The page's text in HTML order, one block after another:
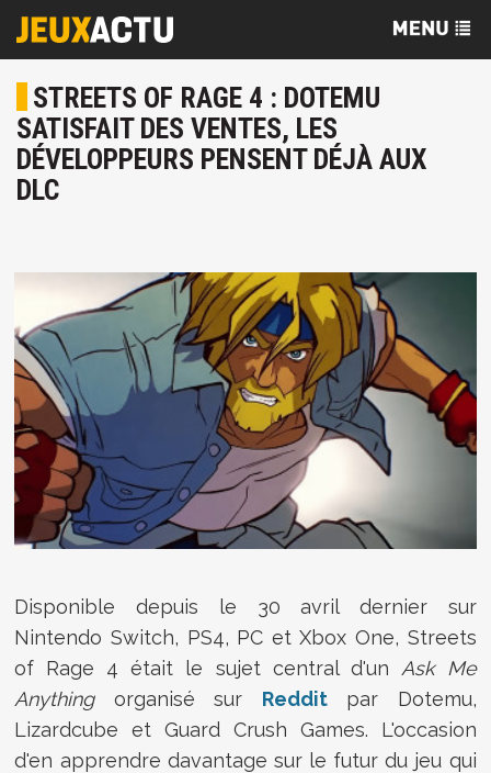
STREETS OF RAGE 4 : DOTEMU
SATISFAIT DES VENTES, LES
DÉVELOPPEURS PENSENT DÉJÀ AUX
DLC
Disponible depuis le 30 avril dernier sur
Nintendo Switch, PS4, PC et Xbox One, Streets
of Rage 4 était le sujet central d'un Ask Me
Anythingorganisé sur Redditpar Dotemu,
Lizardcube et Guard Crush Games. L'occasion
d'en apprendre davantage sur le futur du jeu qui